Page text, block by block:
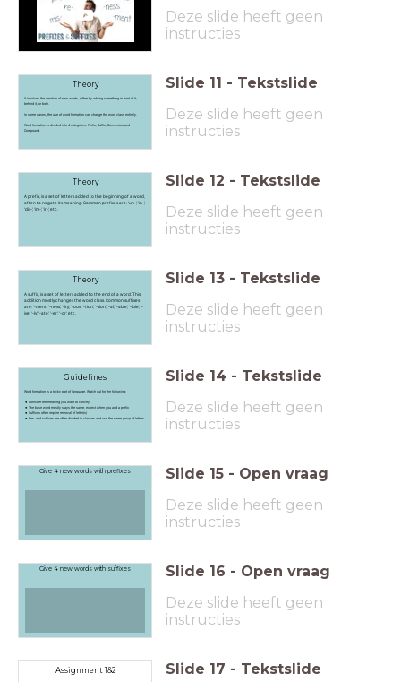
Deze slide heeft geen
instructies
Theory
It involves the creation of new words, either by adding something in front of it,
behind it, or both.
In some cases, the use of word formation can change the word class entirely.
Word formation is divided into 4 categories: Prefix, Suffix, Conversion and
Compound.
Slide 11 - Tekstslide
Deze slide heeft geen
instructies
Theory
A prefix, is a set of letters added to the beginning of a word,
often to negate its meaning. Common prefixes are: ‘un-’, ‘in-’,
‘dis-’, ‘im-’, ‘ir-’, etc.
Slide 12 - Tekstslide
Deze slide heeft geen
instructies
Theory
A suffix, is a set of letters added to the end of a word. This
addition mostly changes the word class. Common suffixes
are: ‘-ment’, ‘-ness’, ‘-ity’, ‘-ous’, ‘-tion’, ‘-sion’, ‘-al’, ‘-able’, ‘-ible’, ‘-
ive’, ‘-ly’, ‘-ate’, ‘-er’, ‘-or’, etc.
Slide 13 - Tekstslide
Deze slide heeft geen
instructies
Guidelines
Word formation is a tricky part of language. Watch out for the following:
Consider the meaning you want to convey
The base word mostly stays the same, expect when you add a prefix
Suffixes often require removal of letter(s)
Pre- and suffixes are often divided in classes and use the same group of letters
Slide 14 - Tekstslide
Deze slide heeft geen
instructies
Give 4 new words with prefixes Slide 15 - Open vraag
Deze slide heeft geen
instructies
Give 4 new words with suffixes Slide 16 - Open vraag
Deze slide heeft geen
instructies
Assignment 1&2 Slide 17 - Tekstslide